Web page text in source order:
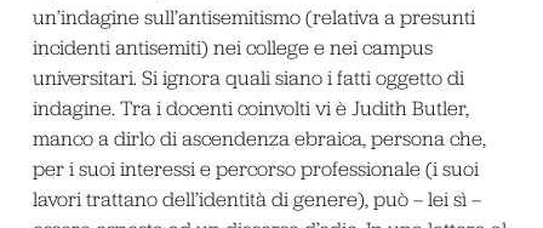
un’indagine sull’antisemitismo (relativa a presunti
incidenti antisemiti) nei college e nei campus
universitari. Si ignora quali siano i fatti oggetto di
indagine. Tra i docenti coinvolti vi è Judith Butler,
manco a dirlo di ascendenza ebraica, persona che,
per i suoi interessi e percorso professionale (i suoi
lavori trattano dell’identità di genere), può – lei sì –